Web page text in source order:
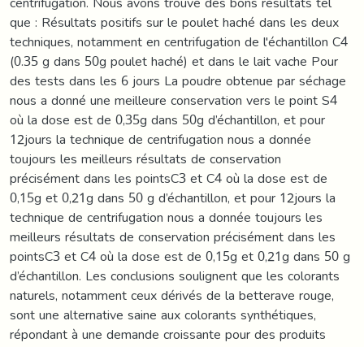
que : Résultats positifs sur le poulet haché dans les deux
techniques, notamment en centrifugation de l'échantillon C4
(0.35 g dans 50g poulet haché) et dans le lait vache Pour
des tests dans les 6 jours La poudre obtenue par séchage
nous a donné une meilleure conservation vers le point S4
où la dose est de 0,35g dans 50g d’échantillon, et pour
12jours la technique de centrifugation nous a donnée
toujours les meilleurs résultats de conservation
précisément dans les pointsC3 et C4 où la dose est de
0,15g et 0,21g dans 50 g d’échantillon, et pour 12jours la
technique de centrifugation nous a donnée toujours les
meilleurs résultats de conservation précisément dans les
pointsC3 et C4 où la dose est de 0,15g et 0,21g dans 50 g
d’échantillon. Les conclusions soulignent que les colorants
naturels, notamment ceux dérivés de la betterave rouge,
sont une alternative saine aux colorants synthétiques,
répondant à une demande croissante pour des produits